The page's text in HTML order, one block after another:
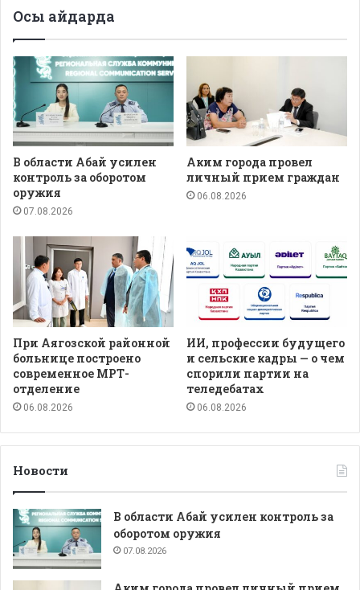
Осы айдарда
В области Абай усилен
контроль за оборотом
оружия
07.08.2026
Аким города провел
личный прием граждан
06.08.2026
При Аягозской районной
больнице построено
современное МРТ-
отделение
06.08.2026
ИИ, профессии будущего
и сельские кадры — о чем
спорили партии на
теледебатах
06.08.2026
Новости
В области Абай усилен контроль за
оборотом оружия
07.08.2026